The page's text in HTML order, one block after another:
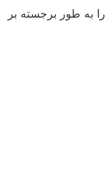
به طور برجسته بر